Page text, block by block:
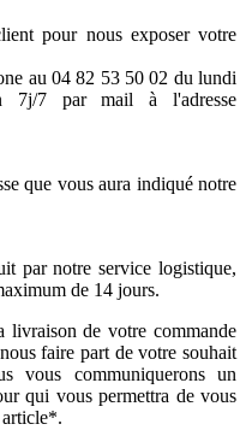
pour nous exposer votre
au 04 82 53 50 02 du lundi
7j/7 par mail à l'adresse
que vous aura indiqué notre
par notre service logistique,
de 14 jours.
livraison de votre commande
faire part de votre souhait
vous communiquerons un
qui vous permettra de vous
article*.